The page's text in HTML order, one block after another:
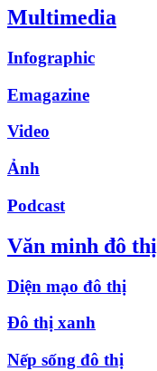
Multimedia
Infographic
Emagazine
Video
Ảnh
Podcast
Văn minh đô thị
Diện mạo đô thị
Đô thị xanh
Nếp sống đô thị